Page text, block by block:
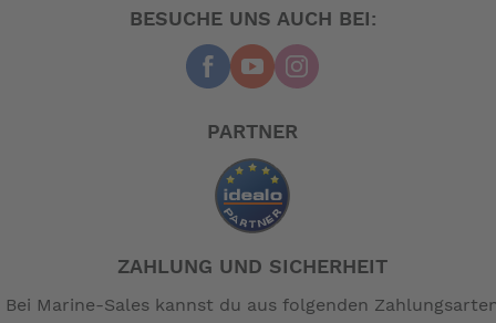
BESUCHE UNS AUCH BEI:
PARTNER
ZAHLUNG UND SICHERHEIT
Bei Marine-Sales kannst du aus folgenden